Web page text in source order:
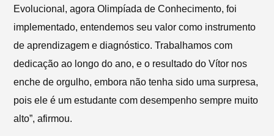
Evolucional, agora Olimpíada de Conhecimento, foi
implementado, entendemos seu valor como instrumento
de aprendizagem e diagnóstico. Trabalhamos com
dedicação ao longo do ano, e o resultado do Vítor nos
enche de orgulho, embora não tenha sido uma surpresa,
pois ele é um estudante com desempenho sempre muito
alto”, afirmou.